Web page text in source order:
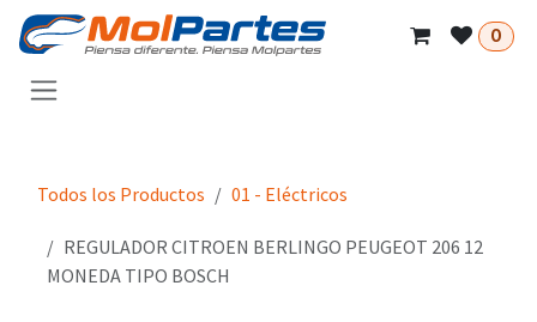
Ir al contenido
0
Todos los Productos 01 - Eléctricos
REGULADOR CITROEN BERLINGO PEUGEOT 206 12
MONEDA TIPO BOSCH